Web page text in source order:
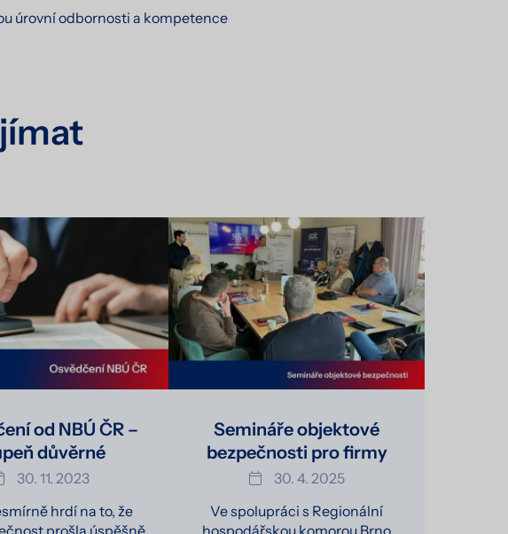
úrovní odbornosti a kompetence
od NBÚ ČR –
důvěrné
30. 11. 2023
hrdí na to, že
Semináře objektové
bezpečnosti pro firmy
30. 4. 2025
Ve spolupráci s Regionální